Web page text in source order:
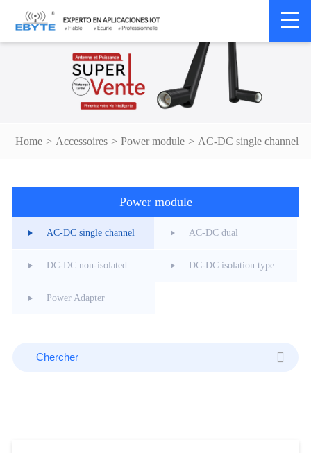
Home > Accessoires > Power module > AC-DC single channel
Power module
AC-DC single channel AC-DC dual
DC-DC non-isolated DC-DC isolation type
Power Adapter